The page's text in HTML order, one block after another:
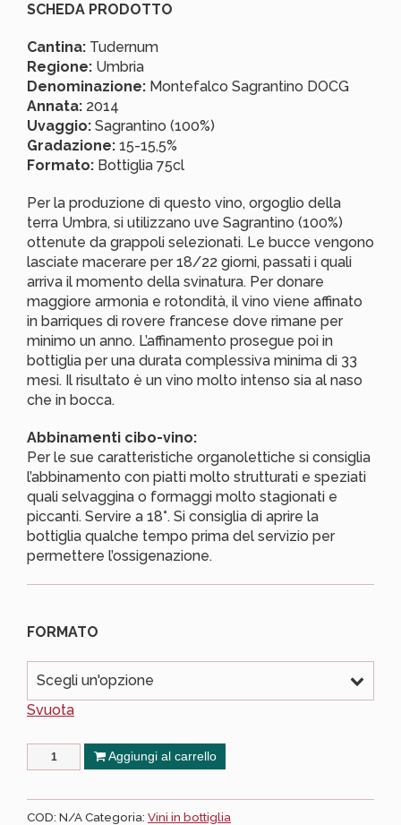
SCHEDA PRODOTTO
Cantina: Tudernum
Regione: Umbria
Denominazione: Montefalco Sagrantino DOCG
Annata: 2014
Uvaggio: Sagrantino (100%)
Gradazione: 15-15,5%
Formato: Bottiglia 75cl
Per la produzione di questo vino, orgoglio della
terra Umbra, si utilizzano uve Sagrantino (100%)
ottenute da grappoli selezionati. Le bucce vengono
lasciate macerare per 18/22 giorni, passati i quali
arriva il momento della svinatura. Per donare
maggiore armonia e rotondità, il vino viene affinato
in barriques di rovere francese dove rimane per
minimo un anno. L’affinamento prosegue poi in
bottiglia per una durata complessiva minima di 33
mesi. Il risultato è un vino molto intenso sia al naso
che in bocca.
Abbinamenti cibo-vino:
Per le sue caratteristiche organolettiche si consiglia
l’abbinamento con piatti molto strutturati e speziati
quali selvaggina o formaggi molto stagionati e
piccanti. Servire a 18°. Si consiglia di aprire la
bottiglia qualche tempo prima del servizio per
permettere l’ossigenazione.
FORMATO
Scegli un'opzione
Svuota
Aggiungi al carrello
COD: N/ACategoria: Vini in bottiglia